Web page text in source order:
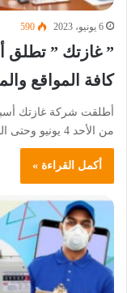
6 يونيو، 2023 590
” غازتك ” تطلق
كافة المواقع
أطلقت شركة غازتك أسبوع
من الأحد 4 يونيو وحتى الخميس 8 يونيو 2023 والذي…
أكمل القراءة »